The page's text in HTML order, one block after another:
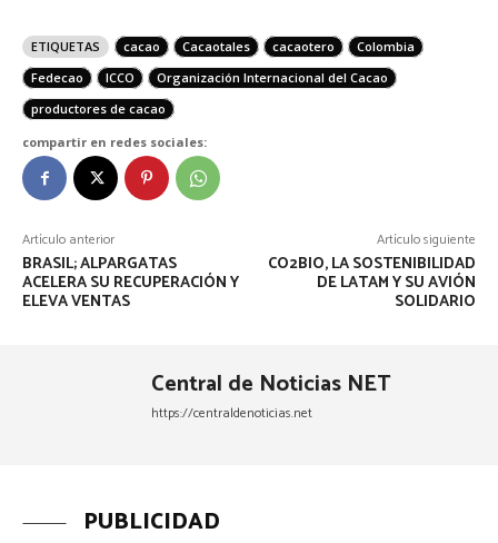
ETIQUETAS cacao Cacaotales cacaotero
Colombia
Fedecao
ICCO
Organización Internacional del Cacao
productores de cacao
compartir en redes sociales:
Artículo anterior
BRASIL; ALPARGATAS
ACELERA SU RECUPERACIÓN Y
ELEVA VENTAS
Artículo siguiente
CO2BIO, LA SOSTENIBILIDAD
DE LATAM Y SU AVIÓN
SOLIDARIO
Central de Noticias NET
https://centraldenoticias.net
PUBLICIDAD